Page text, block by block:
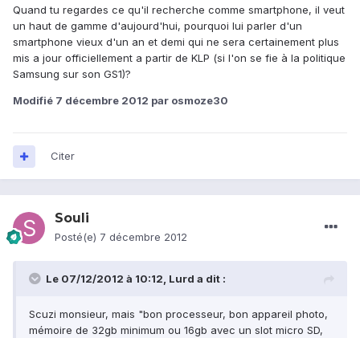
Quand tu regardes ce qu'il recherche comme smartphone, il veut
un haut de gamme d'aujourd'hui, pourquoi lui parler d'un
smartphone vieux d'un an et demi qui ne sera certainement plus
mis a jour officiellement a partir de KLP (si l'on se fie à la politique
Samsung sur son GS1)?
Modifié 7 décembre 2012 par osmoze30
Citer
Souli
Posté(e) 7 décembre 2012
Le 07/12/2012 à 10:12, Lurd a dit :
Scuzi monsieur, mais "bon processeur, bon appareil photo,
mémoire de 32gb minimum ou 16gb avec un slot micro SD,